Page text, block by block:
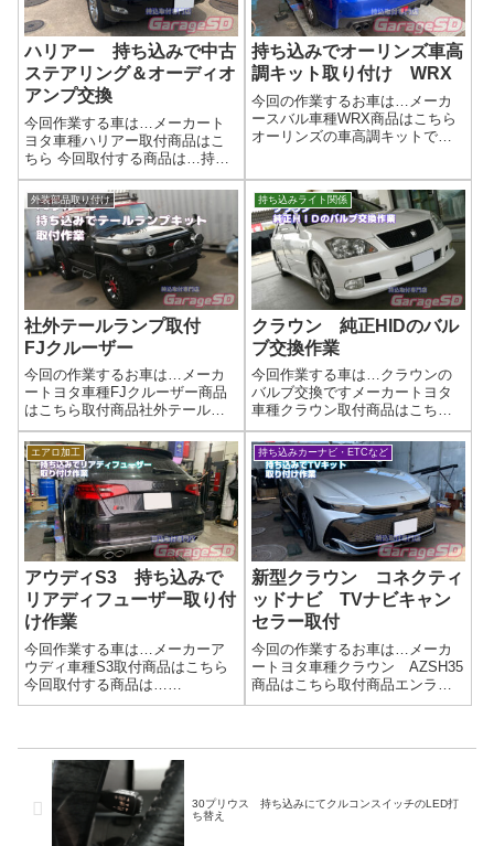
ハリアー 持ち込みで中古
ステアリング＆オーディオ
アンプ交換
今回作業する車は…メーカート
ヨタ車種ハリアー取付商品はこ
ちら 今回取付する商品は…持ち
込みでステアリングとJBLオーデ
ィオアンプちゃんとご自身の車
と適合が取れているのであれ
ば、取り付けは可能です。適合
確認は必ずご自身でしっかりと
確認するよう...
持ち込みでオーリンズ車高
調キット取り付け WRX
今回の作業するお車は…メーカ
ースバル車種WRX商品はこちら
オーリンズの車高調キットです
りを手軽に実現しませんか？
「せっかく手に入れた車高調キ
ット、取り付けはプロに任せた
い！」 当店な...
外装部品取り付け
社外テールランプ取付
FJクルーザー
今回の作業するお車は…メーカ
ートヨタ車種FJクルーザー商品
はこちら取付商品社外テールラ
ンプLEDですね社外品など純正
品以外だと作業を断る業者もあ
りますが、当店ではウエルカム
ですよ('ω')ノ完了画像取付完了で
す(^_-)-☆🚗 外装ドレスア...
持ち込みライト関係
クラウン 純正HIDのバル
ブ交換作業
今回作業する車は…クラウンの
バルブ交換ですメーカートヨタ
車種クラウン取付商品はこちら
今回取付する商品は…
GraphicRay HID 8000K古いバ
ルブも社外品でしたが、バルブ
内が白く曇ってますね…この曇
りの分が少し暗くなってるかも
しれ...
エアロ加工
アウディS3 持ち込みで
リアディフューザー取り付
け作業
今回作業する車は…メーカーア
ウディ車種S3取付商品はこちら
今回取付する商品は…
Flowdesigns(海外製) リヤディ
ディフューザーなどは、製造メ
ーカーによって取り付け難易度
が全然違...
持ち込みカーナビ・ETCなど
新型クラウン コネクティ
ッドナビ TVナビキャン
セラー取付
今回の作業するお車は…メーカ
ートヨタ車種クラウン AZSH35
商品はこちら取付商品エンラー
ジ商事 TVナビキャンセラーネ
困りなら「テレビキット、取り
30プリウス 持ち込みにてクルコンスイッチのLED打
ち替え